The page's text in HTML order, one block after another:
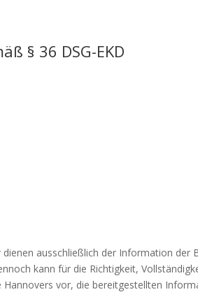
§ 36 DSG-EKD
ausschließlich der Information der
kann für die Richtigkeit,
vor, die bereitgestellten